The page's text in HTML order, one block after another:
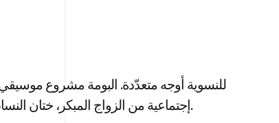
للنسوية أوجه متعدّدة. البومة مشروع
إجتماعية من الزواج المبكر، ختان النساء، العنصرية ومواضيع ثانية من خلال ٩ أغاني عم توثق قصص نساء.